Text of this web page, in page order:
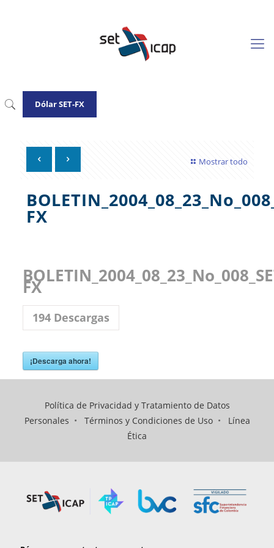
Dólar SET-FX
Mostrar todo
FX
FX
194Descargas
¡Descarga ahora!
Política de Privacidad y Tratamiento de Datos
Personales • Términos y Condiciones de Uso• Línea
Ética